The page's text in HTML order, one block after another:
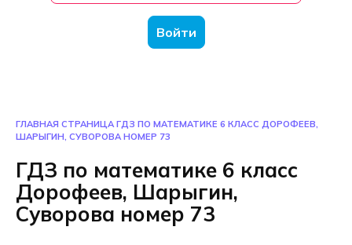
Войти
ГЛАВНАЯ СТРАНИЦА ГДЗ ПО МАТЕМАТИКЕ 6 КЛАСС ДОРОФЕЕВ,
ШАРЫГИН, СУВОРОВА НОМЕР 73
ГДЗ по математике 6 класс
Дорофеев, Шарыгин,
Суворова номер 73